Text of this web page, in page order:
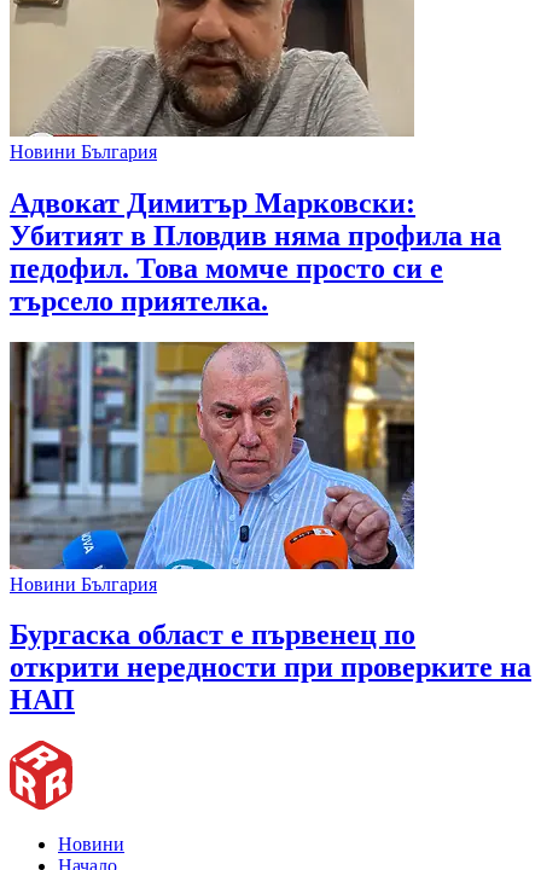
Новини България
Адвокат Димитър Марковски:
Убитият в Пловдив няма профила на
педофил. Това момче просто си е
търсело приятелка.
Новини България
Бургаска област е първенец по
открити нередности при проверките на
НАП
Новини